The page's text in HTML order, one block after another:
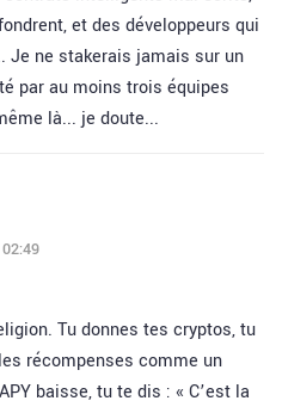
et des développeurs qui
Je ne stakerais jamais sur un
par au moins trois équipes
là... je doute...
Tu donnes tes cryptos, tu
récompenses comme un
baisse, tu te dis : « C’est la